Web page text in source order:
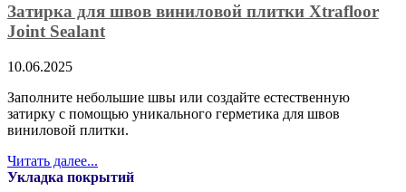
Затирка для швов виниловой плитки Xtrafloor
Joint Sealant
10.06.2025
Заполните небольшие швы или создайте естественную
затирку с помощью уникального герметика для швов
виниловой плитки.
Читать далее...
Укладка покрытий